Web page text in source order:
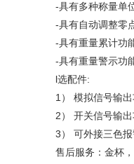
-具有多种称量单
-具有自动调整零
-具有重量累计功
-具有重量警示功
l选配件:
1） 模拟信号输
2） 开关信号输
3） 可外接三色
售后服务：金杯